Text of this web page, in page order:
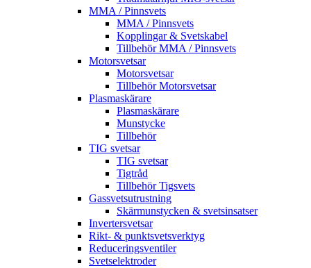
MMA / Pinnsvets
MMA / Pinnsvets
Kopplingar & Svetskabel
Tillbehör MMA / Pinnsvets
Motorsvetsar
Motorsvetsar
Tillbehör Motorsvetsar
Plasmaskärare
Plasmaskärare
Munstycke
Tillbehör
TIG svetsar
TIG svetsar
Tigtråd
Tillbehör Tigsvets
Gassvetsutrustning
Skärmunstycken & svetsinsatser
Invertersvetsar
Rikt- & punktsvetsverktyg
Reduceringsventiler
Svetselektroder